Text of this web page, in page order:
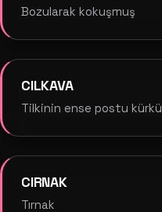
Bozularak kokuşmuş
CILKAVA
Tilkinin ense postu kürkü
CIRNAK
Tırnak